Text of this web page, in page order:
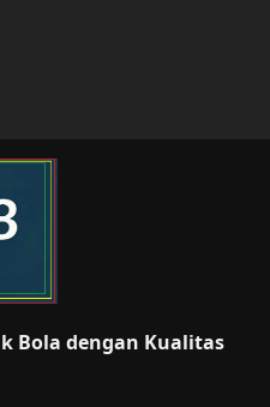
Bola dengan Kualitas